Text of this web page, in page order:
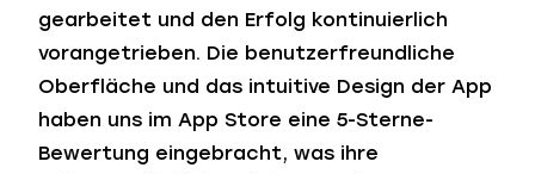
gearbeitet und den Erfolg kontinuierlich
vorangetrieben. Die benutzerfreundliche
Oberfläche und das intuitive Design der App
haben uns im App Store eine 5-Sterne-
Bewertung eingebracht, was ihre